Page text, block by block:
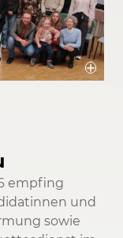
empfing
und
sowie